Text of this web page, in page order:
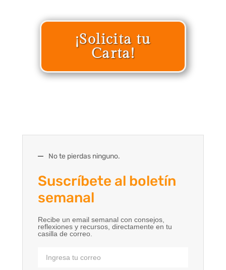
¡Solicita tu
Carta!
No te pierdas ninguno.
Suscríbete al boletín
semanal
Recibe un email semanal con consejos,
reflexiones y recursos, directamente en tu
casilla de correo.